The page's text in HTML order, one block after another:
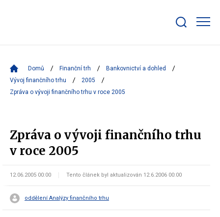
bar
Domů Finanční trh
Bankovnictví a dohled
Vývoj finančního trhu
2005
Zpráva o vývoji finančního trhu v roce 2005
Zpráva o vývoji finančního trhu
v roce 2005
12.06.2005 00:00 Tento článek byl aktualizován 12.6.2006 00:00
oddělení Analýzy finančního trhu